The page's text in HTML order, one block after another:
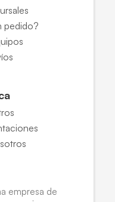
pedido?
empresa de